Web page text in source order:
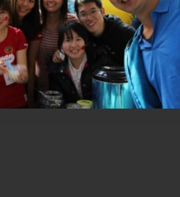
談話
完成簽署達成6大目標、創5大歷史
調將以3大面向加速臺灣經濟轉型
全力支持並盡速通過
等貿易協定」確立對等關稅15%且不
項產品豁免對等關稅
新社」（AFP）專訪內容